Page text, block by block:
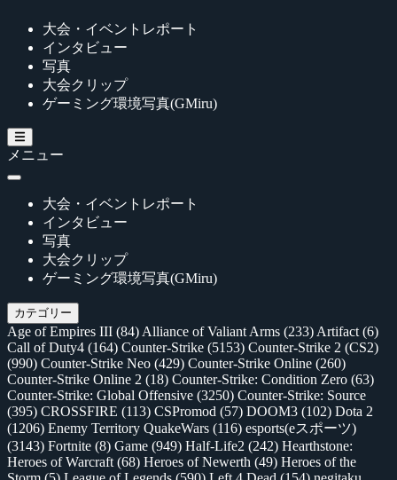
大会・イベントレポート
インタビュー
写真
大会クリップ
ゲーミング環境写真(GMiru)
メニュー
大会・イベントレポート
インタビュー
写真
大会クリップ
ゲーミング環境写真(GMiru)
カテゴリー
Age of Empires III (84) Alliance of Valiant Arms (233) Artifact (6)
Call of Duty4 (164) Counter-Strike (5153) Counter-Strike 2 (CS2)
(990) Counter-Strike Neo (429) Counter-Strike Online (260)
Counter-Strike Online 2 (18) Counter-Strike: Condition Zero (63)
Counter-Strike: Global Offensive (3250) Counter-Strike: Source
(395) CROSSFIRE (113) CSPromod (57) DOOM3 (102) Dota 2
(1206) Enemy Territory QuakeWars (116) esports(eスポーツ)
(3143) Fortnite (8) Game (949) Half-Life2 (242) Hearthstone:
Heroes of Warcraft (68) Heroes of Newerth (49) Heroes of the